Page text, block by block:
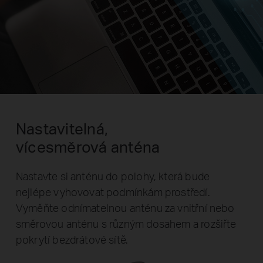
Nastavitelná,
vícesměrová anténa
Nastavte si anténu do polohy, která bude
nejlépe vyhovovat podmínkám prostředí.
Vyměňte odnímatelnou anténu za vnitřní nebo
směrovou anténu s různým dosahem a rozšiřte
pokrytí bezdrátové sítě.